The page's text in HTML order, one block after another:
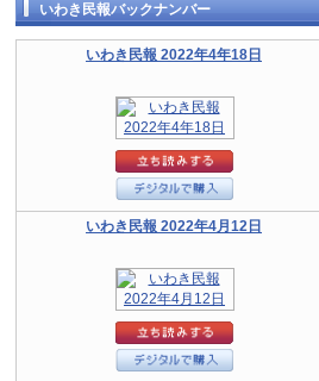
いわき民報バックナンバー
いわき民報 2022年4年18日
いわき民報 2022年4月12日